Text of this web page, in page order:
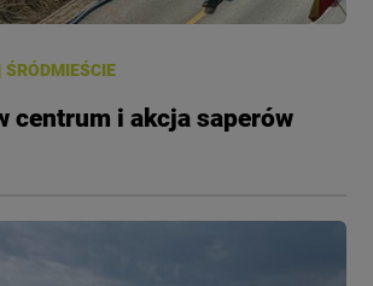
|ŚRÓDMIEŚCIE
centrum i akcja saperów